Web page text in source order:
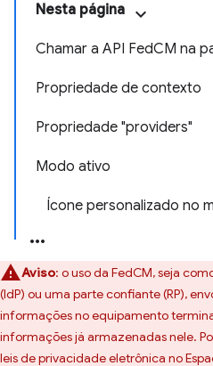
Nesta página
Chamar a API FedCM na
Propriedade de contexto
Propriedade "providers"
Modo ativo
Ícone personalizado no
Aviso: o uso da FedCM, seja
(IdP) ou uma parte confiante (RP),
informações no equipamento
informações já armazenadas nele.
leis de privacidade eletrônica no